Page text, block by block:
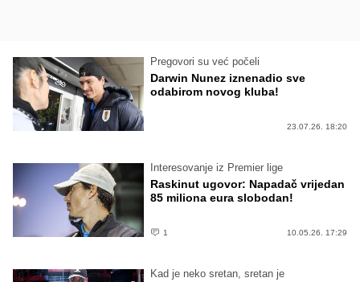
Pregovori su već počeli
Darwin Nunez iznenadio sve
odabirom novog kluba!
23.07.26. 18:20
Interesovanje iz Premier lige
Raskinut ugovor: Napadač vrijedan
85 miliona eura slobodan!
1 10.05.26. 17:29
Kad je neko sretan, sretan je